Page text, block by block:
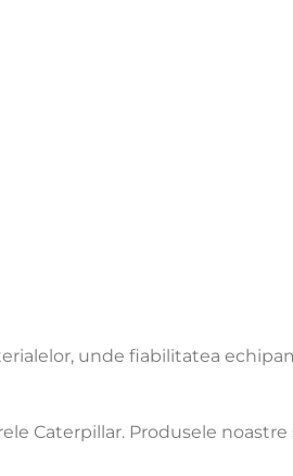
unde fiabilitatea
Caterpillar. Produsele